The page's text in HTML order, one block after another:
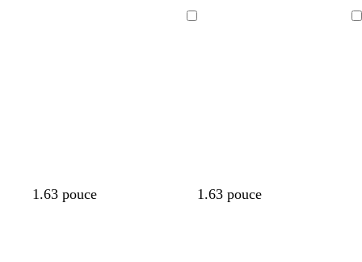
1.63 pouce
1.63 pouce